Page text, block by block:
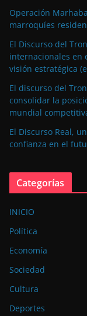
Operación
marroquíes
El Discurso del
internacionales en
visión estratégica
El discurso del
consolidar la
mundial
El Discurso Real,
confianza en el
Categorías
INICIO
Política
Economía
Sociedad
Cultura
Deportes